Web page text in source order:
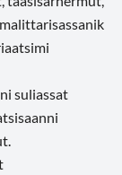
suliassat